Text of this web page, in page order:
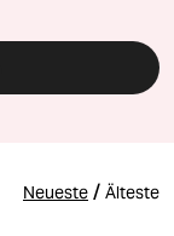
Neueste / Älteste